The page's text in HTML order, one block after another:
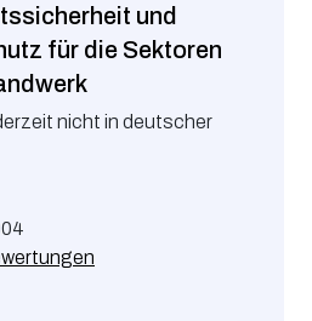
und
für die Sektoren
nicht in deutscher